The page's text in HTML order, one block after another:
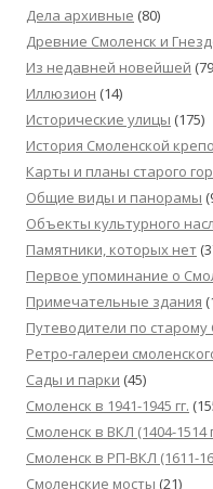
Дела архивные (80)
Древние Смоленск и
Из недавней новейшей
Иллюзион (14)
Исторические улицы (175)
История Смоленской
Карты и планы старого
Общие виды и панорамы
Объекты культурного
Памятники, которых нет
Первое упоминание о
Примечательные здания
Путеводители по старому
Ретро-галереи
Сады и парки (45)
Смоленск в 1941-1945 гг.
Смоленск в ВКЛ (1404-1514
Смоленск в РП-ВКЛ (1611-
Смоленские мосты (21)